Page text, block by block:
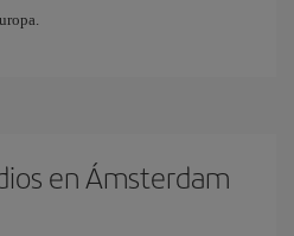
en Ámsterdam